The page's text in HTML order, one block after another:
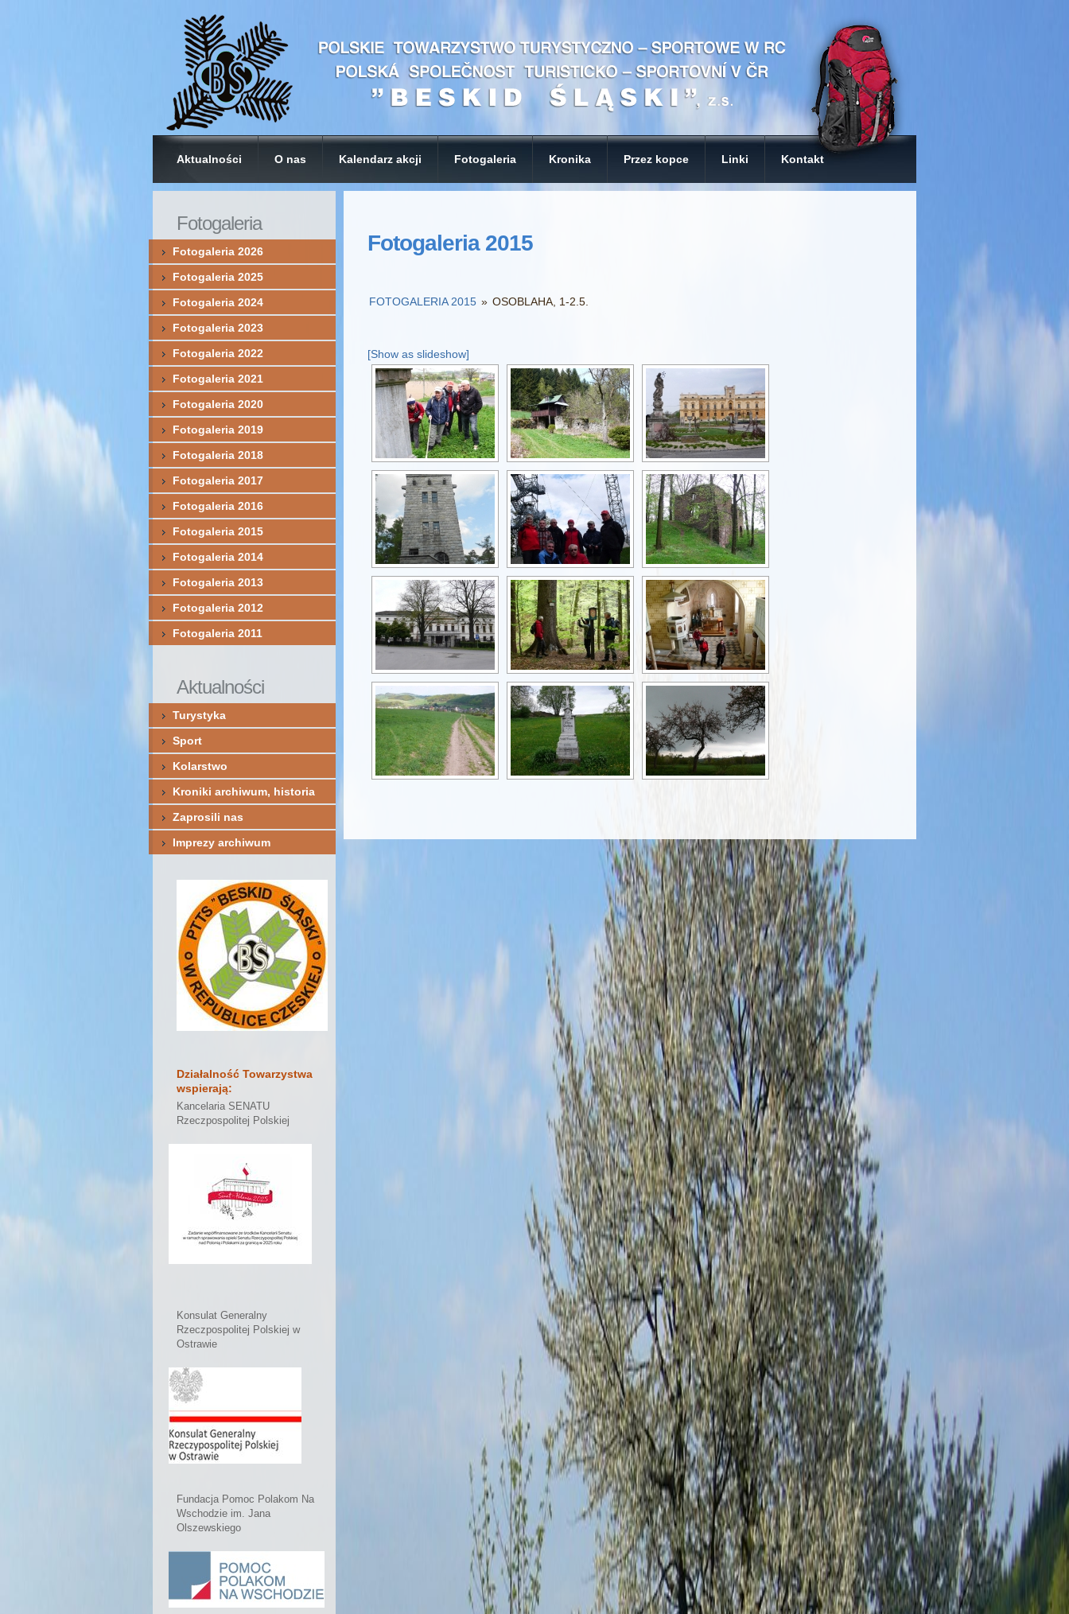
Aktualności O nas Kalendarz akcji Fotogaleria Kronika Przez kopce Linki Kontakt
Fotogaleria 2015
FOTOGALERIA 2015 » OSOBLAHA, 1-2.5.
[Show as slideshow]
Fotogaleria
Fotogaleria 2026
Fotogaleria 2025
Fotogaleria 2024
Fotogaleria 2023
Fotogaleria 2022
Fotogaleria 2021
Fotogaleria 2020
Fotogaleria 2019
Fotogaleria 2018
Fotogaleria 2017
Fotogaleria 2016
Fotogaleria 2015
Fotogaleria 2014
Fotogaleria 2013
Fotogaleria 2012
Fotogaleria 2011
Aktualności
Turystyka
Sport
Kolarstwo
Kroniki archiwum, historia
Zaprosili nas
Imprezy archiwum
Działalność Towarzystwa
wspierają:
Kancelaria SENATU
Rzeczpospolitej Polskiej
Konsulat Generalny
Rzeczpospolitej Polskiej w
Ostrawie
Fundacja Pomoc Polakom Na
Wschodzie im. Jana
Olszewskiego